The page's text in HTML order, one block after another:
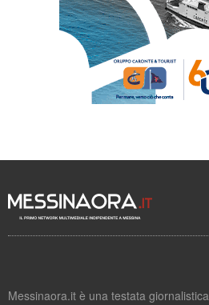
Messinaora.it è una testata